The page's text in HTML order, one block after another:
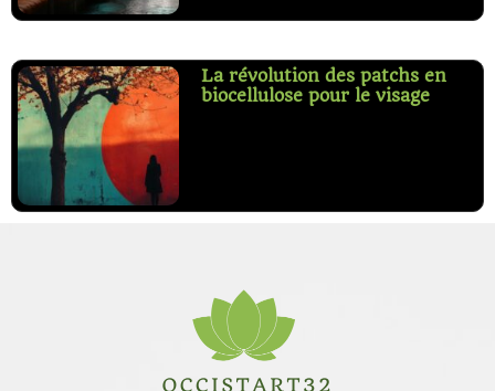
La révolution des patchs en
biocellulose pour le visage